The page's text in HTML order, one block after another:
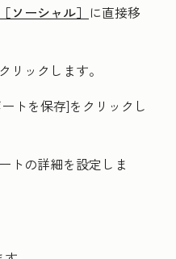
［ソーシャル］ に直接移
リックします。
ートを保存]をクリックし
トの詳細を設定しま